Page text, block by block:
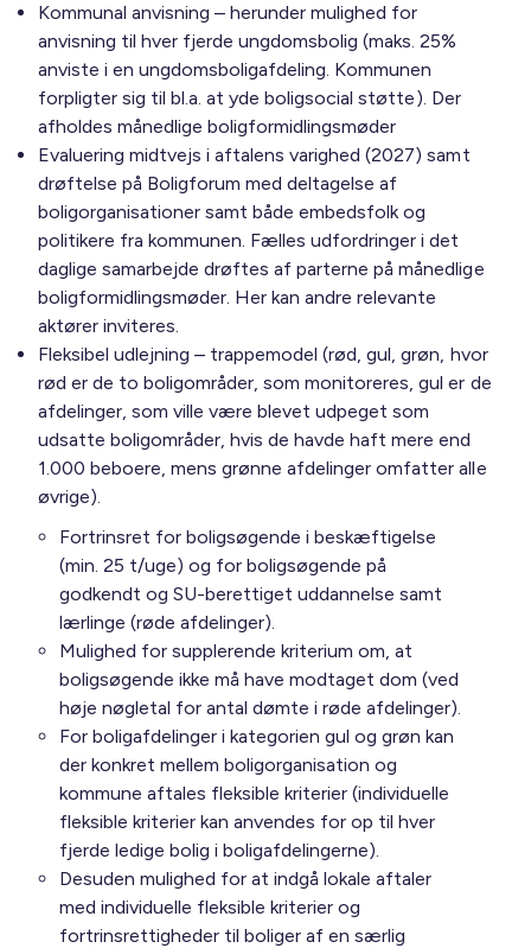
Kommunal anvisning – herunder mulighed for
anvisning til hver fjerde ungdomsbolig (maks. 25%
anviste i en ungdomsboligafdeling. Kommunen
forpligter sig til bl.a. at yde boligsocial støtte). Der
afholdes månedlige boligformidlingsmøder
Evaluering midtvejs i aftalens varighed (2027) samt
drøftelse på Boligforum med deltagelse af
boligorganisationer samt både embedsfolk og
politikere fra kommunen. Fælles udfordringer i det
daglige samarbejde drøftes af parterne på månedlige
boligformidlingsmøder. Her kan andre relevante
aktører inviteres.
Fleksibel udlejning – trappemodel (rød, gul, grøn, hvor
rød er de to boligområder, som monitoreres, gul er de
afdelinger, som ville være blevet udpeget som
udsatte boligområder, hvis de havde haft mere end
1.000 beboere, mens grønne afdelinger omfatter alle
øvrige).
Fortrinsret for boligsøgende i beskæftigelse
(min. 25 t/uge) og for boligsøgende på
godkendt og SU-berettiget uddannelse samt
lærlinge (røde afdelinger).
Mulighed for supplerende kriterium om, at
boligsøgende ikke må have modtaget dom (ved
høje nøgletal for antal dømte i røde afdelinger).
For boligafdelinger i kategorien gul og grøn kan
der konkret mellem boligorganisation og
kommune aftales fleksible kriterier (individuelle
fleksible kriterier kan anvendes for op til hver
fjerde ledige bolig i boligafdelingerne).
Desuden mulighed for at indgå lokale aftaler
med individuelle fleksible kriterier og
fortrinsrettigheder til boliger af en særlig